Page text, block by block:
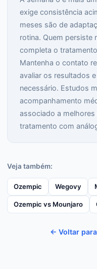
exige consistência
meses são de
rotina. Quem persiste
completa o
Mantenha o contato
avaliar os resultados
necessário. Estudos
acompanhamento
associado a
tratamento com
Veja também:
Ozempic Wegovy
Ozempic vs Mounjaro
← Voltar